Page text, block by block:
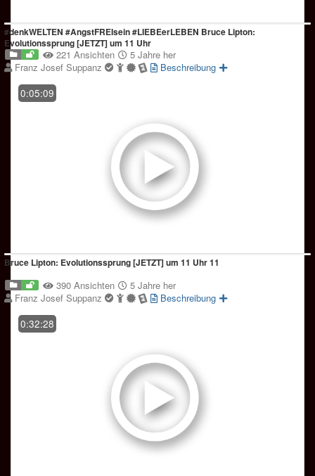
#denkWELTEN #AngstFREIsein #LIEBEerLEBEN Bruce Lipton:
Evolutionssprung [JETZT] um 11 Uhr
221 Ansichten
5 Jahre her
Franz Josef Suppanz
Beschreibung
0:05:09
Bruce Lipton: Evolutionssprung [JETZT] um 11 Uhr 11
390 Ansichten
5 Jahre her
Franz Josef Suppanz
Beschreibung
0:32:28